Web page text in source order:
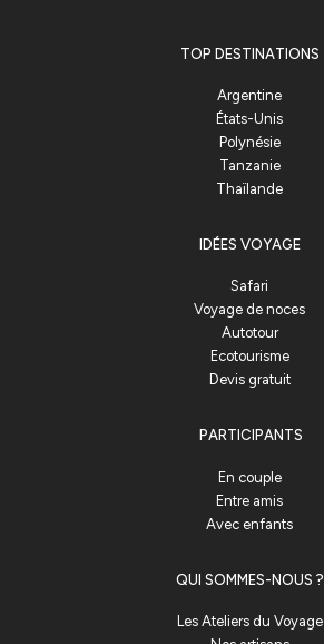
TOP DESTINATIONS
Argentine
États-Unis
Polynésie
Tanzanie
Thaïlande
IDÉES VOYAGE
Safari
Voyage de noces
Autotour
Ecotourisme
Devis gratuit
PARTICIPANTS
En couple
Entre amis
Avec enfants
QUI SOMMES-NOUS ?
Les Ateliers du Voyage